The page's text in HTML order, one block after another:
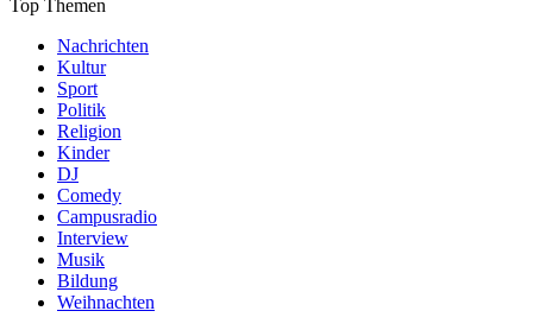
Top Themen
Nachrichten
Kultur
Sport
Politik
Religion
Kinder
DJ
Comedy
Campusradio
Interview
Musik
Bildung
Weihnachten